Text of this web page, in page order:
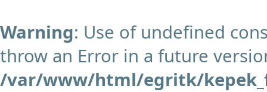
Warning: Use of undefined
throw an Error in a future
/var/www/html/egritk/